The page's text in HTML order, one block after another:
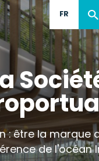
FR
: être la marque
de l'océan